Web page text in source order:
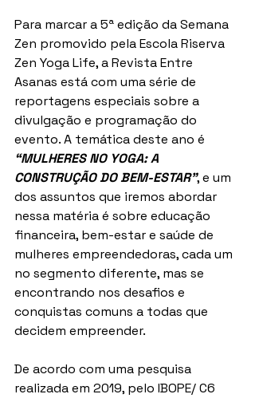
Para marcar a 5ª edição da Semana
Zen promovido pela Escola Riserva
Zen Yoga Life, a Revista Entre
Asanas está com uma série de
reportagens especiais sobre a
divulgação e programação do
evento. A temática deste ano é
“MULHERES NO YOGA: A
CONSTRUÇÃO DO BEM-ESTAR”, e um
dos assuntos que iremos abordar
nessa matéria é sobre educação
financeira, bem-estar e saúde de
mulheres empreendedoras, cada um
no segmento diferente, mas se
encontrando nos desafios e
conquistas comuns a todas que
decidem empreender.
De acordo com uma pesquisa
realizada em 2019, pelo IBOPE/ C6